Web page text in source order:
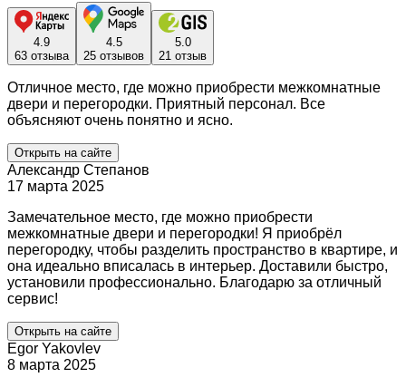
4.9
63 отзыва
4.5
25 отзывов
5.0
21 отзыв
Отличное место, где можно приобрести межкомнатные
двери и перегородки. Приятный персонал. Все
объясняют очень понятно и ясно.
Открыть на сайте
Александр Степанов
17 марта 2025
Замечательное место, где можно приобрести
межкомнатные двери и перегородки! Я приобрёл
перегородку, чтобы разделить пространство в квартире, и
она идеально вписалась в интерьер. Доставили быстро,
установили профессионально. Благодарю за отличный
сервис!
Открыть на сайте
Egor Yakovlev
8 марта 2025